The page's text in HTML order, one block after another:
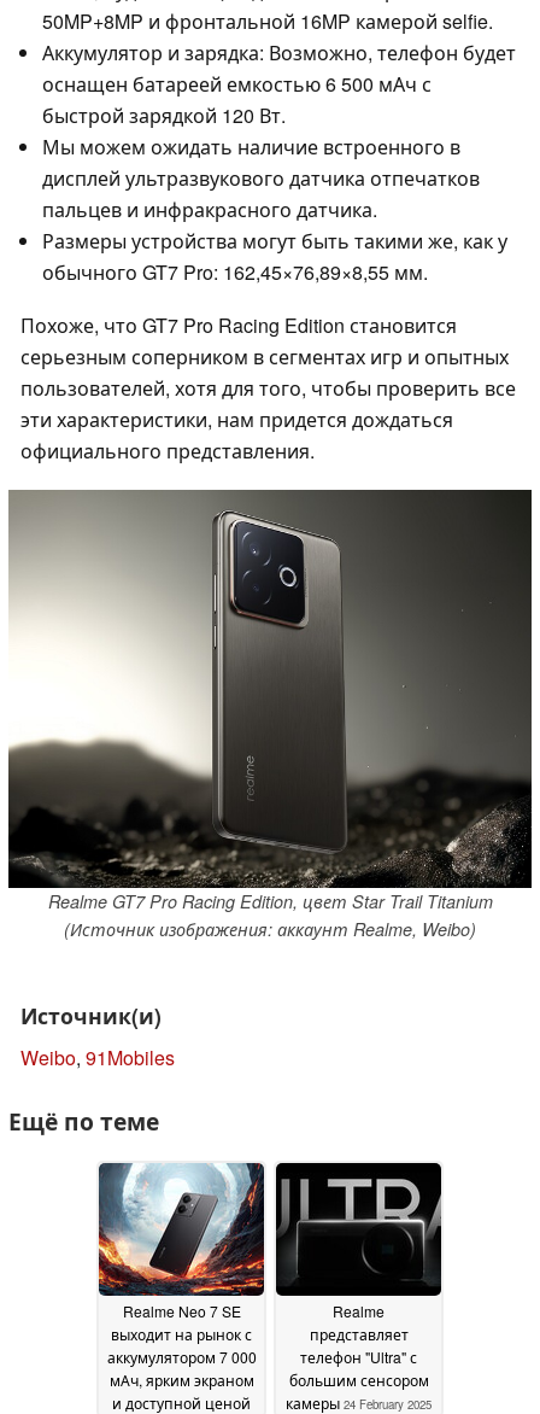
50MP+8MP и фронтальной 16MP камерой selfie.
Аккумулятор и зарядка: Возможно, телефон будет
оснащен батареей емкостью 6 500 мАч с
быстрой зарядкой 120 Вт.
Мы можем ожидать наличие встроенного в
дисплей ультразвукового датчика отпечатков
пальцев и инфракрасного датчика.
Размеры устройства могут быть такими же, как у
обычного GT7 Pro: 162,45×76,89×8,55 мм.
Похоже, что GT7 Pro Racing Edition становится
серьезным соперником в сегментах игр и опытных
пользователей, хотя для того, чтобы проверить все
эти характеристики, нам придется дождаться
официального представления.
Realme GT7 Pro Racing Edition, цвет Star Trail Titanium
(Источник изображения: аккаунт Realme, Weibo)
Источник(и)
Weibo, 91Mobiles
Ещё по теме
Realme Neo 7 SE
выходит на рынок с
аккумулятором 7 000
мАч, ярким экраном
и доступной ценой
Realme
представляет
телефон "Ultra" с
большим сенсором
камеры 24 February 2025